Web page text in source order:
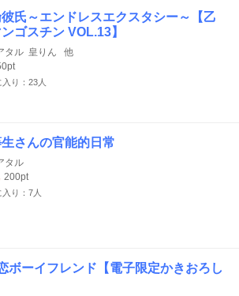
氏～エンドレスエクスタシー～【乙
ゴスチン VOL.13】
タル 皇りん 他
入り：23人
さんの官能的日常
タル
200pt
入り：7人
ボーイフレンド【電子限定かきおろし